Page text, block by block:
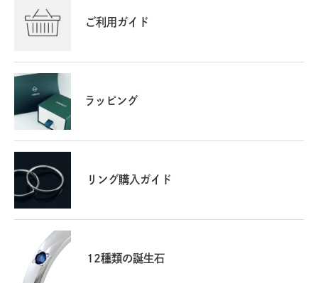
ご利用ガイド
ラッピング
リング購入ガイド
12種類の誕生石